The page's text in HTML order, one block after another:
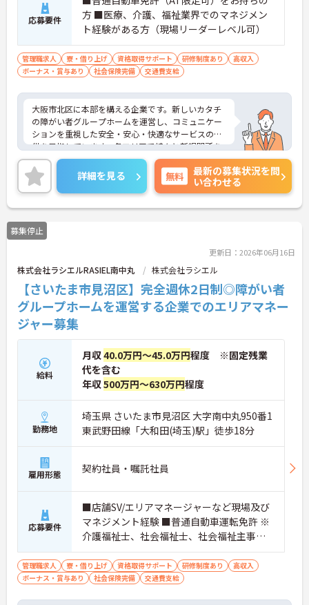
応募要件
方 ■医療、介護、福祉業界でのマネジメン
ト経験がある方（現場リーダーレベル可）
管理職求人 寮・借り上げ 資格取得サポート 研修制度あり
高収入
ボーナス・賞与あり
社会保険完備 交通費支給
大阪市北区に本部を構える企業です。新しいカタチ
の障がい者グループホームを運営し、コミュニケー
ションを重視した安全・安心・快適なサービスの提
供を目指しています。各エリアで続々と新規開所を
している成長企業で働きませんか？ご興味のある方
には、面接対策ポイントなど、さらに詳細をお話し
いたしますのでお気軽にご相談ください！
詳細を見る 無料
最新の募集状況を問
い合わせる
募集停止
更新日：2026年06月16日
株式会社ラシエルRASIEL南中丸 株式会社ラシエル
【さいたま市見沼区】完全週休2日制◎障がい者
グループホームを運営する企業でのエリアマネー
ジャー募集
給料
月収40.0万円～45.0万円程度 ※固定残業
代を含む
年収500万円～630万円程度
勤務地
埼玉県 さいたま市見沼区 大字南中丸950番1
東武野田線「大和田(埼玉)駅」徒歩18分
雇用形態 契約社員・嘱託社員
応募要件
■店舗SV/エリアマネージャーなど現場及び
マネジメント経験 ■普通自動車運転免許 ※
介護福祉士、社会福祉士、社会福祉主事、
精神保健福祉士、サービス管理責任者、社
会福祉主事任用資格等歓迎
管理職求人 寮・借り上げ 資格取得サポート 研修制度あり
高収入
ボーナス・賞与あり
社会保険完備 交通費支給